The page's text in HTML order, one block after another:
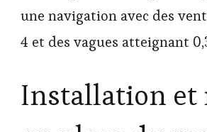
une navigation avec des
4 et des vagues atteignant
Installation et